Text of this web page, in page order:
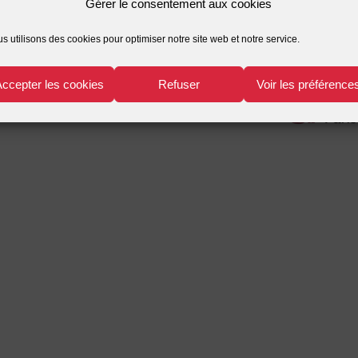
Gérer le consentement aux cookies
utilisons des cookies pour optimiser notre site web et notre service.
les cookies Refuser Voir les